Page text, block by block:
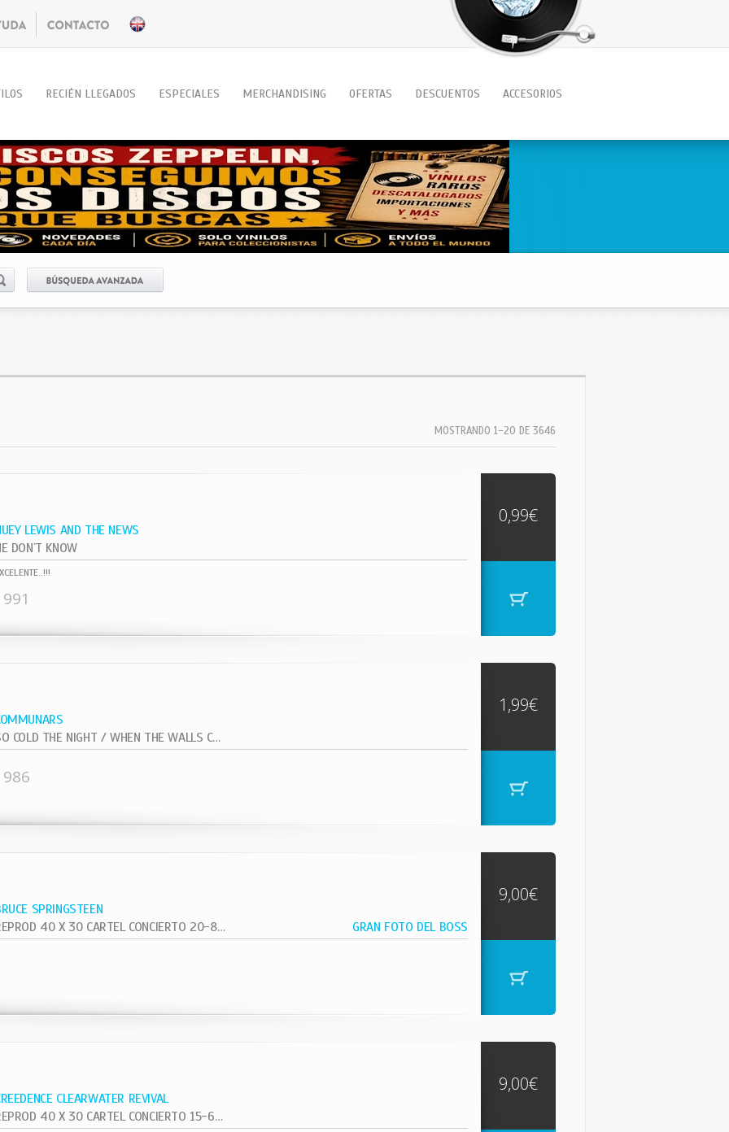
RECIÉN LLEGADOS ESPECIALES MERCHANDISING OFERTAS DESCUENTOS ACCESORIOS
MOSTRANDO 1-20 DE 3646
LEWIS AND THE NEWS
DON`T KNOW
0,99€
SO COLD THE NIGHT / WHEN THE WALLS COME...
1,99€
SPRINGSTEEN
REPROD 40 X 30 CARTEL CONCIERTO 20-8-81 VETERAN VIETNAN
GRAN FOTO DEL BOSS
9,00€
CLEARWATER REVIVAL
REPROD 40 X 30 CARTEL CONCIERTO 15-6- ,
9,00€